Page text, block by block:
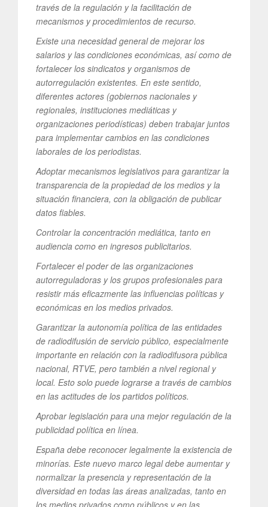
través de la regulación y la facilitación de
mecanismos y procedimientos de recurso.
Existe una necesidad general de mejorar los
salarios y las condiciones económicas, así como de
fortalecer los sindicatos y organismos de
autorregulación existentes. En este sentido,
diferentes actores (gobiernos nacionales y
regionales, instituciones mediáticas y
organizaciones periodísticas) deben trabajar juntos
para implementar cambios en las condiciones
laborales de los periodistas.
Adoptar mecanismos legislativos para garantizar la
transparencia de la propiedad de los medios y la
situación financiera, con la obligación de publicar
datos fiables.
Controlar la concentración mediática, tanto en
audiencia como en ingresos publicitarios.
Fortalecer el poder de las organizaciones
autorreguladoras y los grupos profesionales para
resistir más eficazmente las influencias políticas y
económicas en los medios privados.
Garantizar la autonomía política de las entidades
de radiodifusión de servicio público, especialmente
importante en relación con la radiodifusora pública
nacional, RTVE, pero también a nivel regional y
local. Esto solo puede lograrse a través de cambios
en las actitudes de los partidos políticos.
Aprobar legislación para una mejor regulación de la
publicidad política en línea.
España debe reconocer legalmente la existencia de
minorías. Este nuevo marco legal debe aumentar y
normalizar la presencia y representación de la
diversidad en todas las áreas analizadas, tanto en
los medios privados como públicos y en las